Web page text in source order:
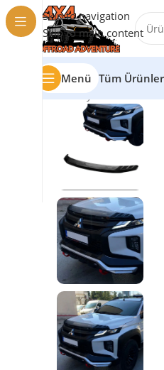
Skip to navigation
Skip to main content
Menü Tüm Ürünler
Ana Sayfa